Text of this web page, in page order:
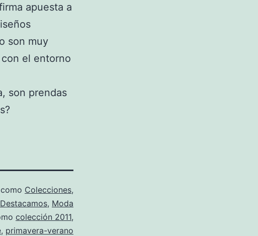
apuesta a
son muy
el entorno
son prendas
Colecciones,
Destacamos, Moda
colección 2011,
, primavera-verano